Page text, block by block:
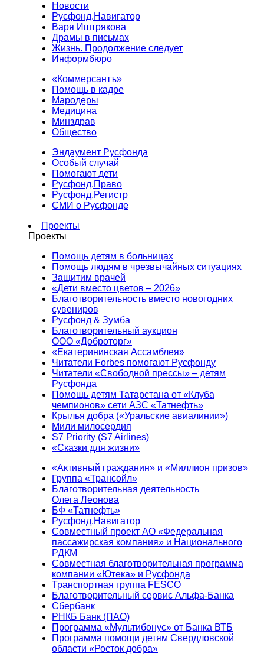
Новости
Русфонд.Навигатор
Варя Иштрякова
Драмы в письмах
Жизнь. Продолжение следует
Информбюро
«Коммерсантъ»
Помощь в кадре
Мародеры
Медицина
Минздрав
Общество
Эндаумент Русфонда
Особый случай
Помогают дети
Русфонд.Право
Русфонд.Регистр
СМИ о Русфонде
Проекты
Проекты
Помощь детям в больницах
Помощь людям в чрезвычайных ситуациях
Защитим врачей
«Дети вместо цветов – 2026»
Благотворительность вместо новогодних
сувениров
Русфонд & Зумба
Благотворительный аукцион
ООО «Доброторг»
«Екатерининская Ассамблея»
Читатели Forbes помогают Русфонду
Читатели «Свободной прессы» – детям
Русфонда
Помощь детям Татарстана от «Клуба
чемпионов» сети АЗС «Татнефть»
Крылья добра («Уральские авиалинии»)
Мили милосердия
S7 Priority (S7 Airlines)
«Сказки для жизни»
«Активный гражданин» и «Миллион призов»
Группа «Трансойл»
Благотворительная деятельность
Олега Леонова
БФ «Татнефть»
Русфонд.Навигатор
Совместный проект АО «Федеральная
пассажирская компания» и Национального
РДКМ
Совместная благотворительная программа
компании «Ютека» и Русфонда
Транспортная группа FESCO
Благотворительный сервис Альфа-Банка
Сбербанк
РНКБ Банк (ПАО)
Программа «Мультибонус» от Банка ВТБ
Программа помощи детям Свердловской
области «Росток добра»